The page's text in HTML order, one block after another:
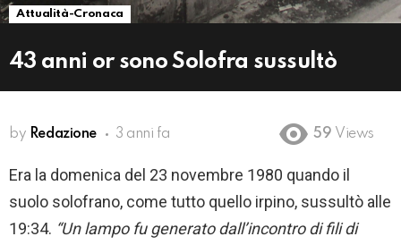
Attualità-Cronaca
43 anni or sono Solofra sussultò
by Redazione 3 anni fa 59 Views
Era la domenica del 23 novembre 1980 quando il
suolo solofrano, come tutto quello irpino, sussultò alle
19:34. “Un lampo fu generato dall’incontro di fili di